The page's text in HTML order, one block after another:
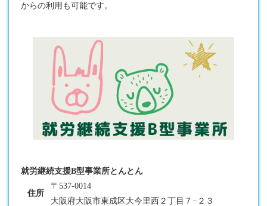
からの利用も可能です。
就労継続支援B型事業所とんとん
住所
〒537-0014
大阪府大阪市東成区大今里西２丁目７−２３